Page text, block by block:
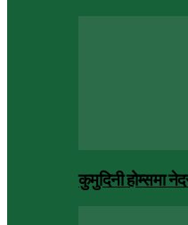
कुमुदिनी होम्समा